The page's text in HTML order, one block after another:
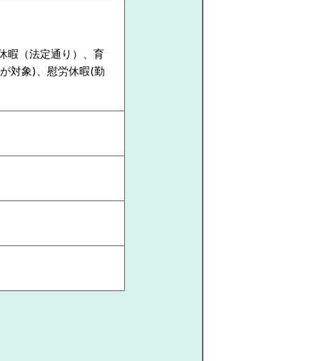
暇（法定通り）、育
対象)、慰労休暇(勤